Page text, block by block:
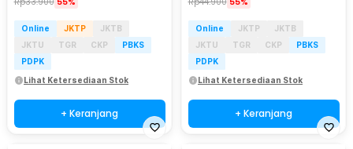
Online JKTP
JKTB
JKTU
TGR CKP
PBKS
PDPK
Lihat Ketersediaan Stok
+ Keranjang
Online JKTP
JKTB
JKTU
TGR CKP
PBKS
PDPK
Lihat Ketersediaan Stok
+ Keranjang